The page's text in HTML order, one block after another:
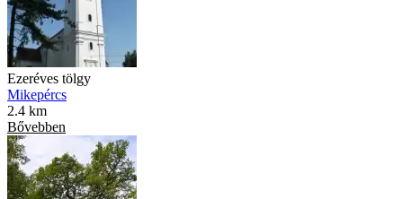
Ezeréves tölgy
Mikepércs
2.4 km
Bővebben